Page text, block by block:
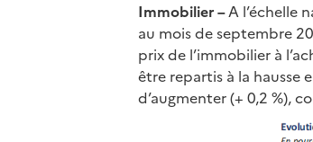
Immobilier –A l’échelle
au mois de septembre
prix de l’immobilier à
être repartis à la hausse
d’augmenter (+ 0,2 %),